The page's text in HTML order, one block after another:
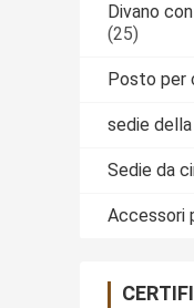
Divano
(25)
Posto per
sedie
Sedie da
Accessori